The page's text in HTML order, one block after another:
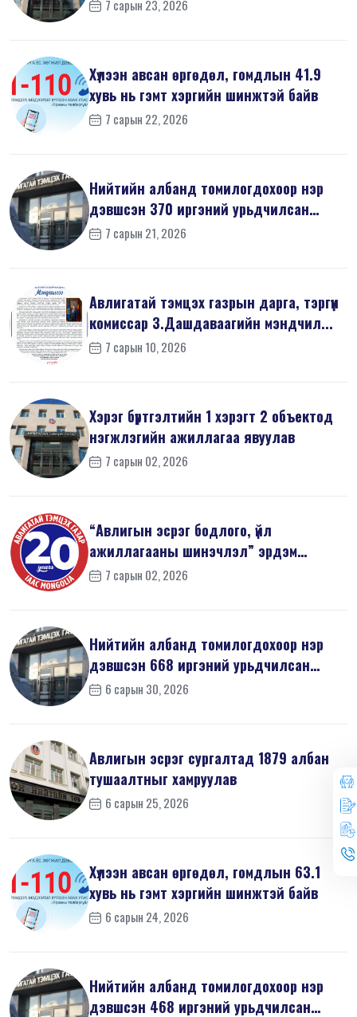
7 сарын 23, 2026
Хүлээн авсан өргөдөл, гомдлын 41.9
хувь нь гэмт хэргийн шинжтэй байв
7 сарын 22, 2026
Нийтийн албанд томилогдохоор нэр
дэвшсэн 370 иргэний урьдчилсан
мэдүүл...
7 сарын 21, 2026
Авлигатай тэмцэх газрын дарга, тэргүүн
комиссар З.Дашдаваагийн мэндчил...
7 сарын 10, 2026
Хэрэг бүртгэлтийн 1 хэрэгт 2 объектод
нэгжлэгийн ажиллагаа явуулав
7 сарын 02, 2026
“Авлигын эсрэг бодлого, үйл
ажиллагааны шинэчлэл” эрдэм
шинжилгээний б...
7 сарын 02, 2026
Нийтийн албанд томилогдохоор нэр
дэвшсэн 668 иргэний урьдчилсан
мэдүүл...
6 сарын 30, 2026
Авлигын эсрэг сургалтад 1879 албан
тушаалтныг хамруулав
6 сарын 25, 2026
Хүлээн авсан өргөдөл, гомдлын 63.1
хувь нь гэмт хэргийн шинжтэй байв
6 сарын 24, 2026
Нийтийн албанд томилогдохоор нэр
дэвшсэн 468 иргэний урьдчилсан